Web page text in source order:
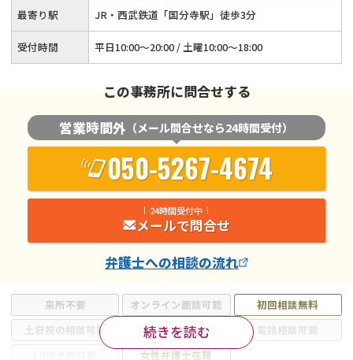
来所不要 オンライン面談可能
初回相談無料
土日祝の相談可能
19時以降電話可能
電話相談可能
女性弁護士在籍
続きを読む
最寄り駅 JR・西武鉄道「国分寺駅」徒歩3分
受付時間 平日10:00～20:00 / 土曜10:00～18:00
この事務所に問合せする
営業時間外 （メール問合せなら24時間受付）
050-5267-4674
24時間受付中
メールで問合せ
弁護士への相談の流れ